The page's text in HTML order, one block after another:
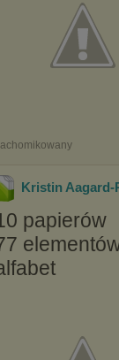
Kristin Aagard-
papierów